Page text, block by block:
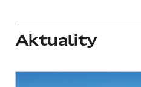
Aktuality